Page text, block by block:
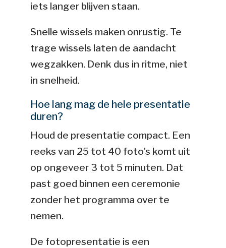
iets langer blijven staan.
Snelle wissels maken onrustig. Te
trage wissels laten de aandacht
wegzakken. Denk dus in ritme, niet
in snelheid.
Hoe lang mag de hele presentatie
duren?
Houd de presentatie compact. Een
reeks van 25 tot 40 foto’s komt uit
op ongeveer 3 tot 5 minuten. Dat
past goed binnen een ceremonie
zonder het programma over te
nemen.
De fotopresentatie is een